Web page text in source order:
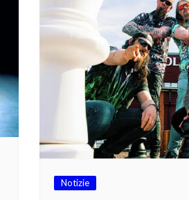
Notizie